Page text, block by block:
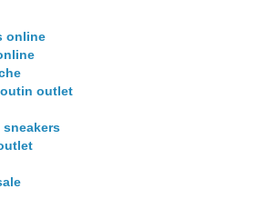
online
outlet